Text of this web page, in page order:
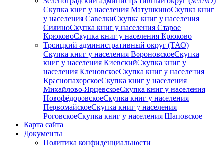
Скупка книг у населения МатушкиноСкупка книг
у населения СавелкиСкупка книг у населения
СилиноСкупка книг у населения Старое
КрюковоСкупка книг у населения Крюково
Троицкий административный округ (ТАО)
Скупка книг у населения ВороновскоеСкупка
книг у населения КиевскийСкупка книг у
населения КленовскоеСкупка книг у населения
КраснопахорскоеСкупка книг у населения
Михайлово-ЯрцевскоеСкупка книг у населения
НовофёдоровскоеСкупка книг у населения
ПервомайскоеСкупка книг у населения
РоговскоеСкупка книг у населения Щаповское
Карта сайта
Документы
Политика конфиденциальности